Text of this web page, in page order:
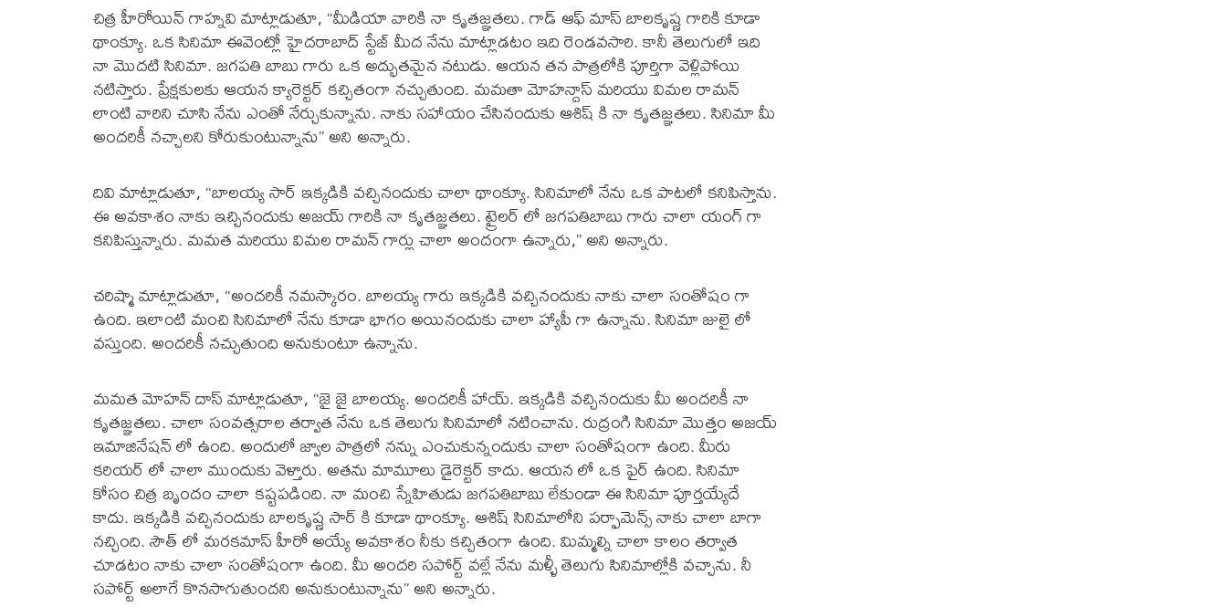
చిత్ర హీరోయిన్ గాహ్నవి మాట్లాడుతూ, “మీడియా వారికి నా కృతజ్ఞతలు. గాడ్ ఆఫ్ మాస్ బాలకృష్ణ గారికి కూడా
థాంక్యూ. ఒక సినిమా ఈవెంట్లో హైదరాబాద్ స్టేజ్ మీద నేను మాట్లాడటం ఇది రెండవసారి. కానీ తెలుగులో ఇది
నా మొదటి సినిమా. జగపతి బాబు గారు ఒక అద్భుతమైన నటుడు. ఆయన తన పాత్రలోకి పూర్తిగా వెళ్లిపోయి
నటిస్తారు. ప్రేక్షకులకు ఆయన క్యారెక్టర్ కచ్చితంగా నచ్చుతుంది. మమతా మోహన్దాస్ మరియు విమల రామన్
లాంటి వారిని చూసి నేను ఎంతో నేర్చుకున్నాను. నాకు సహాయం చేసినందుకు ఆశిష్ కి నా కృతజ్ఞతలు. సినిమా మీ
అందరికీ నచ్చాలని కోరుకుంటున్నాను” అని అన్నారు.
దివి మాట్లాడుతూ, “బాలయ్య సార్ ఇక్కడికి వచ్చినందుకు చాలా థాంక్యూ. సినిమాలో నేను ఒక పాటలో కనిపిస్తాను.
ఈ అవకాశం నాకు ఇచ్చినందుకు అజయ్ గారికి నా కృతజ్ఞతలు. ట్రైలర్ లో జగపతిబాబు గారు చాలా యంగ్ గా
కనిపిస్తున్నారు. మమత మరియు విమల రామన్ గార్లు చాలా అందంగా ఉన్నారు,” అని అన్నారు.
చరిష్మా మాట్లాడుతూ, “అందరికీ నమస్కారం. బాలయ్య గారు ఇక్కడికి వచ్చినందుకు నాకు చాలా సంతోషం గా
ఉంది. ఇలాంటి మంచి సినిమాలో నేను కూడా భాగం అయినందుకు చాలా హ్యాపీ గా ఉన్నాను. సినిమా జులై లో
వస్తుంది. అందరికీ నచ్చుతుంది అనుకుంటూ ఉన్నాను.
మమత మోహన్ దాస్ మాట్లాడుతూ, “జై జై బాలయ్య. అందరికీ హాయ్. ఇక్కడికి వచ్చినందుకు మీ అందరికీ నా
కృతజ్ఞతలు. చాలా సంవత్సరాల తర్వాత నేను ఒక తెలుగు సినిమాలో నటించాను. రుద్రంగి సినిమా మొత్తం అజయ్
ఇమాజినేషన్ లో ఉంది. అందులో జ్వాల పాత్రలో నన్ను ఎంచుకున్నందుకు చాలా సంతోషంగా ఉంది. మీరు
కరియర్ లో చాలా ముందుకు వెళ్తారు. అతను మామూలు డైరెక్టర్ కాదు. ఆయన లో ఒక ఫైర్ ఉంది. సినిమా
కోసం చిత్ర బృందం చాలా కష్టపడింది. నా మంచి స్నేహితుడు జగపతిబాబు లేకుండా ఈ సినిమా పూర్తయ్యేదే
కాదు. ఇక్కడికి వచ్చినందుకు బాలకృష్ణ సార్ కి కూడా థాంక్యూ. ఆశిష్ సినిమాలోని పర్ఫామెన్స్ నాకు చాలా బాగా
నచ్చింది. సౌత్ లో మరకమాస్ హీరో అయ్యే అవకాశం నీకు కచ్చితంగా ఉంది. మిమ్మల్ని చాలా కాలం తర్వాత
చూడటం నాకు చాలా సంతోషంగా ఉంది. మీ అందరి సపోర్ట్ వల్లే నేను మళ్ళీ తెలుగు సినిమాల్లోకి వచ్చాను. నీ
సపోర్ట్ అలాగే కొనసాగుతుందని అనుకుంటున్నాను” అని అన్నారు.